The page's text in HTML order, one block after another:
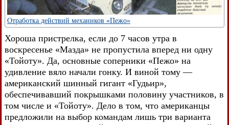
Отработка действий механиков «Пежо»
Хороша пристрелка, если до 7 часов утра в
воскресенье «Мазда» не пропустила вперед ни одну
«Тойоту». Да, основные соперники «Пежо» на
удивление вяло начали гонку. И виной тому —
американский шинный гигант «Гудьир»,
обеспечивавший покрышками половину участников, в
том числе и «Тойоту». Дело в том, что американцы
предложили на выбор командам лишь три варианта